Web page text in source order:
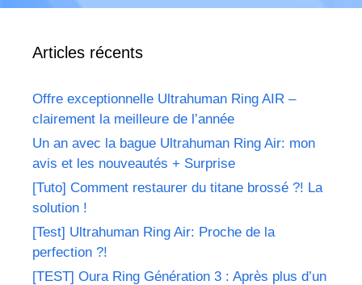
Articles récents
Offre exceptionnelle Ultrahuman Ring AIR –
clairement la meilleure de l’année
Un an avec la bague Ultrahuman Ring Air: mon
avis et les nouveautés + Surprise
[Tuto] Comment restaurer du titane brossé ?! La
solution !
[Test] Ultrahuman Ring Air: Proche de la
perfection ?!
[TEST] Oura Ring Génération 3 : Après plus d’un